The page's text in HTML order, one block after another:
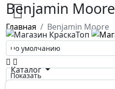
☰
Каталог
Benjamin Moore
Главная Benjamin Moore